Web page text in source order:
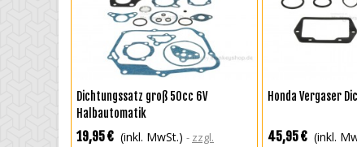
IN DEN WARENKORB
Dichtungssatz groß 50cc 6V
Halbautomatik
19,95 € (inkl. MwSt.)
zzgl.
IN DEN
Honda Vergaser
45,95 € (inkl.